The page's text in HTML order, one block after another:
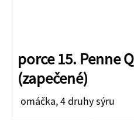
porce 15. Penne
(zapečené)
omáčka, 4 druhy sýru